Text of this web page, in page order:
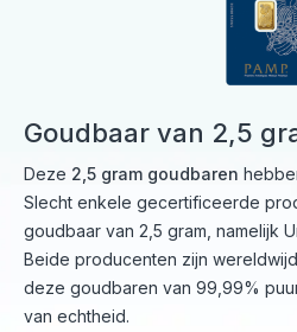
Goudbaar van 2,5
Deze 2,5 gram goudbaren
Slecht enkele gecertificeerde
goudbaar van 2,5 gram, namelijk
Beide producenten zijn
deze goudbaren van 99,99%
van echtheid.